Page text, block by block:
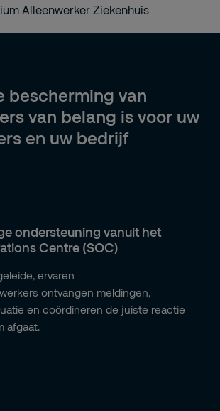
bescherming van
van belang is voor uw
en uw bedrijf
ondersteuning vanuit het
Centre (SOC)
ervaren
ontvangen meldingen,
en coördineren de juiste reactie
afgaat.